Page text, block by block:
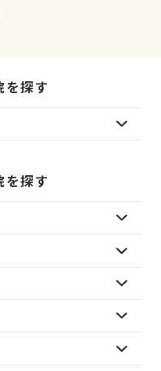
を探す
を探す